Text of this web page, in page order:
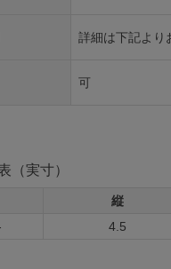
詳細は下記より
可
（実寸）
縦
4.5